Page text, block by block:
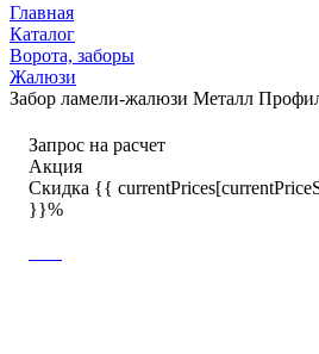
Главная
Каталог
Ворота, заборы
Жалюзи
Забор ламели-жалюзи Металл
Запрос на расчет
Акция
Скидка {{
}}%